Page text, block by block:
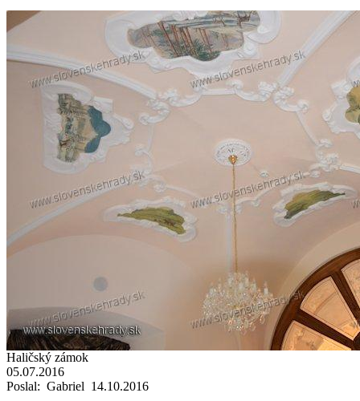
Haličský zámok
05.07.2016
Poslal: Gabriel 14.10.2016